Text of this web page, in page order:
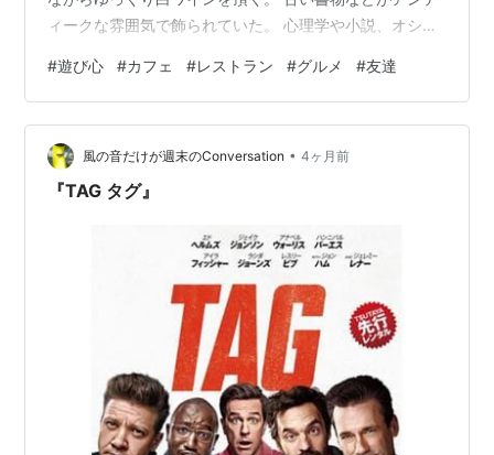
ィークな雰囲気で飾られていた。 心理学や小説、オシャ
ら連絡。 新しく見つけるカフェやレストランや居酒屋、
お寿司屋さんも良い。 日々遊び心を持って生きていると
思いがけぬ素敵な交友関係も広がる。
#遊び心 #カフェ #レストラン #グルメ #友達
風の音だけが週末のConversation • 4ヶ月前
『TAG タグ』